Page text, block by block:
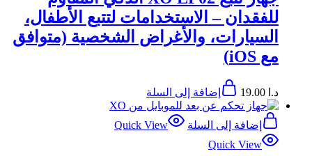
للفقدان – الاستخدامات لتتبع الأطفال،
السيارات، والأغراض الشخصية (متوافق
مع iOS)
د.ا إضافة إلى السلة
إضافة إلى السلة
Quick View
Quick View